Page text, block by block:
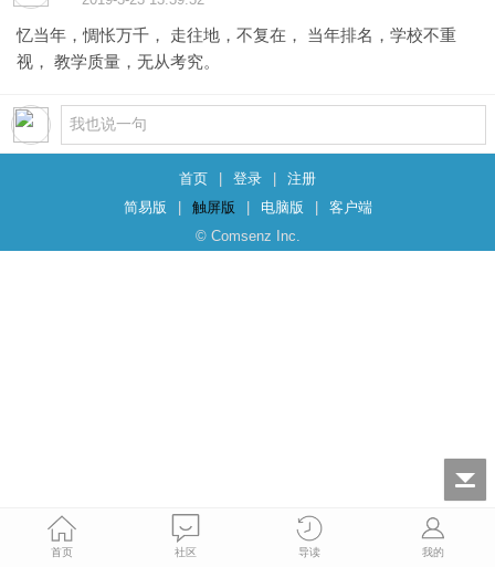
忆当年，惆怅万千， 走往地，不复在， 当年排名，学校不重
视， 教学质量，无从考究。
首页 登录
注册
简易版
触屏版 电脑版
客户端
© Comsenz Inc.
首页 社区 导读 我的